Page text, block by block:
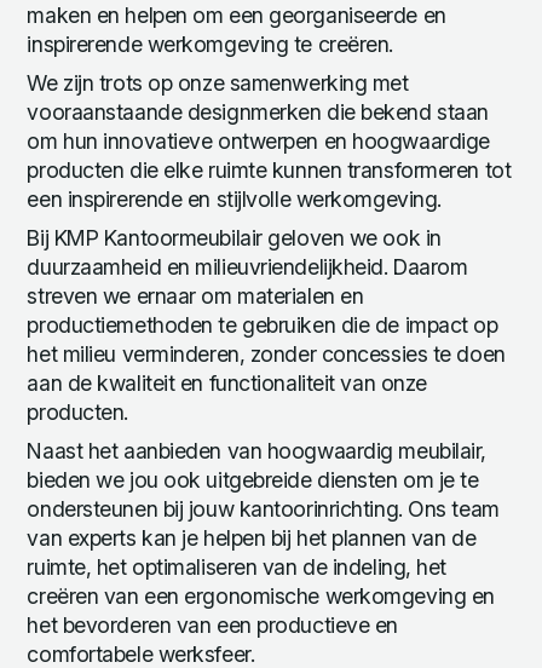
maken en helpen om een georganiseerde en
inspirerende werkomgeving te creëren.
We zijn trots op onze samenwerking met
vooraanstaande designmerken die bekend staan
om hun innovatieve ontwerpen en hoogwaardige
producten die elke ruimte kunnen transformeren tot
een inspirerende en stijlvolle werkomgeving.
Bij KMP Kantoormeubilair geloven we ook in
duurzaamheid en milieuvriendelijkheid. Daarom
streven we ernaar om materialen en
productiemethoden te gebruiken die de impact op
het milieu verminderen, zonder concessies te doen
aan de kwaliteit en functionaliteit van onze
producten.
Naast het aanbieden van hoogwaardig meubilair,
bieden we jou ook uitgebreide diensten om je te
ondersteunen bij jouw kantoorinrichting. Ons team
van experts kan je helpen bij het plannen van de
ruimte, het optimaliseren van de indeling, het
creëren van een ergonomische werkomgeving en
het bevorderen van een productieve en
comfortabele werksfeer.